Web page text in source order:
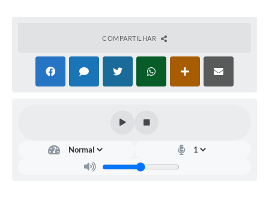
Normas e Legislação
Sistema de Protocolo
COMPARTILHAR